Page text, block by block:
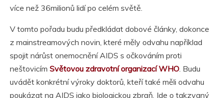
více než 36milionů lidí po celém světě.
V tomto pořadu budu předkládat dobové články, dokonce
z mainstreamových novin, které měly odvahu například
spojit nárůst onemocnění AIDS s očkováním proti
neštovicím Světovou zdravotní organizací WHO . Budu
uvádět konkrétní výroky doktorů, kteří také měli odvahu
poukázat na AIDS jako biologickou zbraň. Jde o takzvaný